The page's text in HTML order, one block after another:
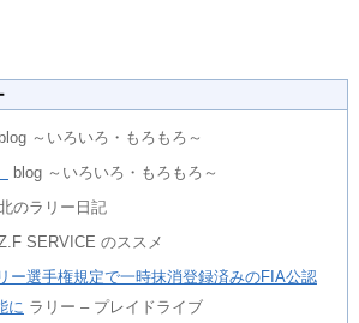
blog ～いろいろ・もろもろ～
blog ～いろいろ・もろもろ～
のラリー日記
SERVICE のススメ
ー選手権規定で一時抹消登録済みのFIA公認
に ラリー – プレイドライブ